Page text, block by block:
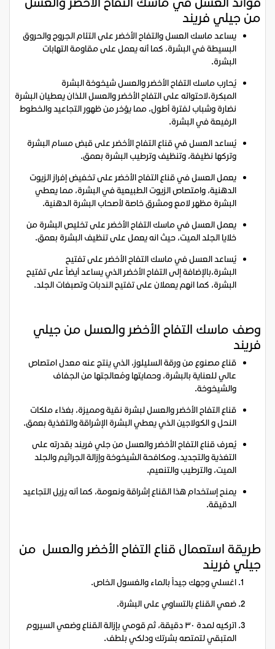
من جيلي فريند
يساعد ماسك العسل والتفاح الأخضر على التئام الجروح والحروق
البسيطة في البشرة، كما أنه يعمل على مقاومة التهابات
البشرة.
يُحارب ماسك التفاح الأخضر والعسل شيخوخة البشرة
المبكرة،لاحتوائه على التفاح الأخضر والعسل اللذان يعطيان البشرة
نضارة وشباب لفترة أطول، مما يؤخر من ظهور التجاعيد والخطوط
الرفيعة في البشرة.
يُساعد العسل في قناع التفاح الأخضر على قبض مسام البشرة
وتركها نظيفة، وتنظيف وترطيب البشرة بعمق.
يعمل العسل في قناع التفاح الأخضر على تخفيض إفراز الزيوت
الدهنية، وامتصاص الزيوت الطبيعية في البشرة، مما يعطي
البشرة مظهر لامع ومشرق خاصة لأصحاب البشرة الدهنية.
يعمل العسل في ماسك التفاح الأخضر على تخليص البشرة من
خلايا الجلد الميت، حيث انه يعمل على تنظيف البشرة بعمق.
يُساعد العسل في ماسك التفاح الأخضر على تفتيح
البشرة،بالإضافة إلى التفاح الأخضر الذي يساعد أيضاً على تفتيح
البشرة، كما انهم يعملان على تفتيح الندبات وتصبغات الجلد.
وصف ماسك التفاح الأخضر والعسل من جيلي
فريند
قناع مصنوع من ورقة السليلوز، الذي ينتج عنه معدل امتصاص
عالي للعناية بالبشرة، وحمايتها ومُعالجتها من الجفاف
والشيخوخة.
قناع التفاح الأخضر والعسل لبشرة نقية ومميزة، بغذاء ملكات
النحل و الكولاجين الذي يعطي البشرة الإشراقة والتغذية بعمق.
يُعرف قناع التفاح الأخضر والعسل من جلي فريند بقدرته على
التغذية والتجديد، ومكافحة الشيخوخة وإزالة الجراثيم والجلد
الميت، والترطيب والتنعيم.
يمنح إستخدام هذا القناع إشراقة ونعومة، كما أنه يزيل التجاعيد
الدقيقة.
طريقة استعمال قناع التفاح الأخضر والعسل من
جيلي فريند
اغسلي وجهك جيداً بالماء والغسول الخاص.
ضعي القناع بالتساوي على البشرة.
اتركيه لمدة ٣٠ دقيقة، ثم قومي بإزالة القناع وضعي السيروم
المتبقي لتمتصه بشرتك ودلكي بلطف.